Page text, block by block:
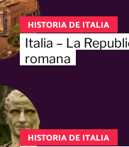
HISTORIA DE ITALIA
Italia – La
romana
HISTORIA DE ITALIA